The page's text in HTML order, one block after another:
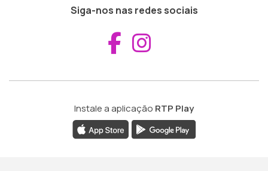
Siga-nos nas redes sociais
Aceder ao
Instale a aplicação RTP Play